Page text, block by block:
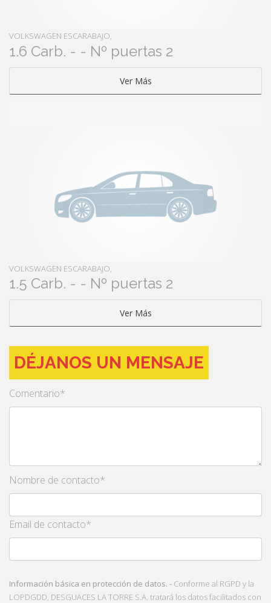
VOLKSWAGEN ESCARABAJO,
1.6 Carb. - - Nº puertas 2
Ver Más
VOLKSWAGEN ESCARABAJO,
1.5 Carb. - - Nº puertas 2
Ver Más
DÉJANOS UN MENSAJE
Comentario*
Nombre de contacto*
Email de contacto*
Información básica en protección de datos. - Conforme al RGPD y la
LOPDGDD, DESGUACES LA TORRE S.A. tratará los datos facilitados con